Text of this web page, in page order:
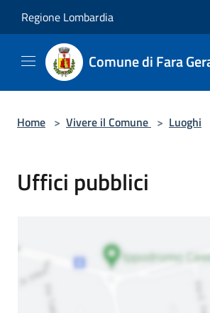
Regione Lombardia
Comune di Fara
Home > Vivere il Comune > Luoghi
Uffici pubblici